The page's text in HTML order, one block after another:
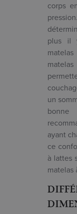
corps
plus il
un
ayant
ce
à lattes
matelas